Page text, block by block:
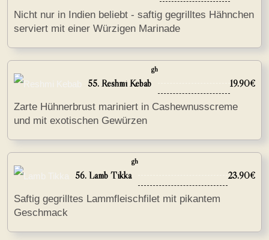
Nicht nur in Indien beliebt - saftig gegrilltes Hähnchen
serviert mit einer Würzigen Marinade
55. Reshmi Kebab
gh
19.90€
Zarte Hühnerbrust mariniert in Cashewnusscreme
und mit exotischen Gewürzen
56. Lamb Tikka
gh
23.90€
Saftig gegrilltes Lammfleischfilet mit pikantem
Geschmack